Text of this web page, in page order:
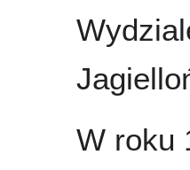
W roku